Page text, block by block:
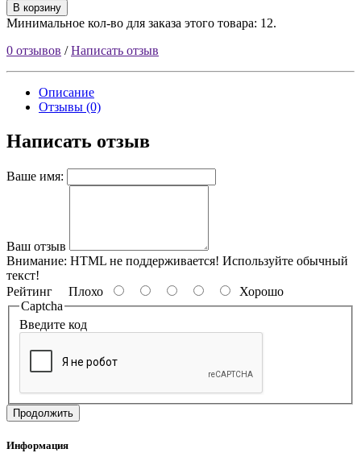
В корзину
Минимальное кол-во для заказа этого товара: 12.
0 отзывов /Написать отзыв
Описание
Отзывы (0)
Написать отзыв
Ваше имя:
Ваш отзыв
Внимание: HTML не поддерживается! Используйте обычный
текст!
Рейтинг Плохо
Хорошо
Captcha
Введите код
Продолжить
Информация